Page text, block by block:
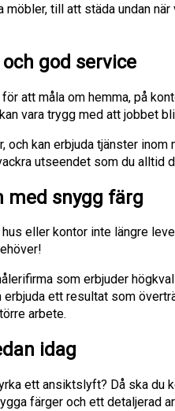
möbler, till att städa undan
god service
att måla om hemma, på
vara trygg med att jobbet
och kan erbjuda tjänster
utseendet som du alltid
med snygg färg
eller kontor inte längre
som erbjuder
erbjuda ett resultat som
arbete.
idag
ett ansiktslyft? Då ska
färger och ett detaljerad